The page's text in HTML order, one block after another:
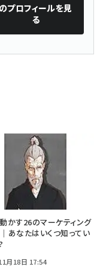
のプロフィールを見
る
かす26のマーケティング
あなたはいくつ知ってい
月18日 17:54